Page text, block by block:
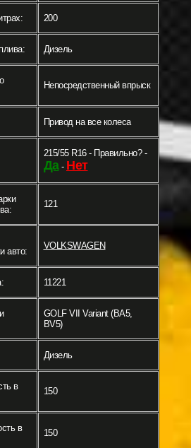
200
Дизель
Непосредственный впрыск
Привод на все колеса
215/55 R16 - Правильно? -
Да- Нет
121
авто:
VOLKSWAGEN
11221
GOLF VII Variant (BA5,
BV5)
Дизель
в
150
в
150